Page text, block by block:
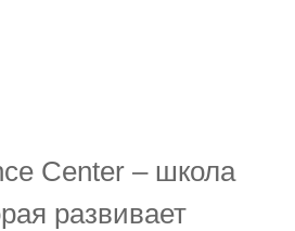
Center – школа
развивает